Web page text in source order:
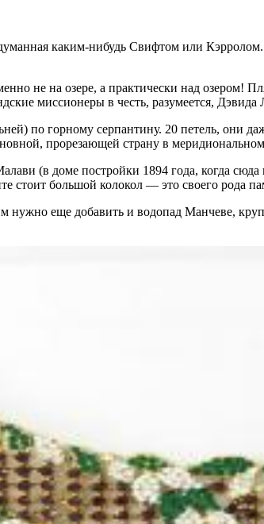
каким-нибудь Свифтом или
не на озере, а практически над озером!
миссионеры в честь, разумеется, Дэвида
по горному серпантину. 20 петель, они
прорезающей страну в
(в доме постройки 1894 года, когда
стоит большой колокол — это своего рода
еще добавить и водопад Манчеве,